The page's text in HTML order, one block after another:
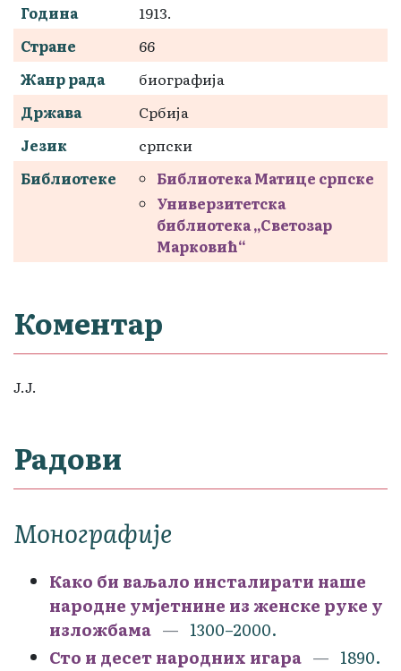
Година
1913.
Стране
66
Жанр рада
биографија
Држава
Србија
Језик
српски
Библиотеке
Библиотека Матице српске
Универзитетска
библиотека „Светозар
Марковић“
Коментар
J.J.
Радови
Монографије
Како би ваљало инсталирати наше
народне умјетнине из женске руке у
изложбама
1300–2000.
Сто и десет народних игара
1890.